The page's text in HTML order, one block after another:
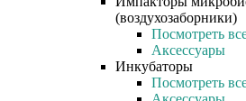
(воздухозаборники)
Посмотреть
Аксессуары
Инкубаторы
Посмотреть